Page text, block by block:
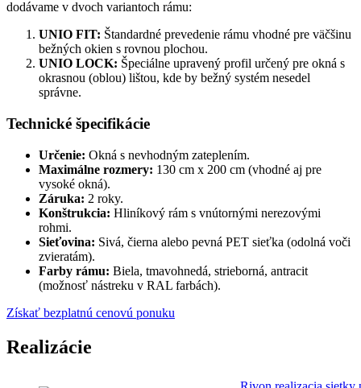
dodávame v dvoch variantoch rámu:
UNIO FIT: Štandardné prevedenie rámu vhodné pre väčšinu
bežných okien s rovnou plochou.
UNIO LOCK: Špeciálne upravený profil určený pre okná s
okrasnou (oblou) lištou, kde by bežný systém nesedel
správne.
Technické špecifikácie
Určenie: Okná s nevhodným zateplením.
Maximálne rozmery: 130 cm x 200 cm (vhodné aj pre
vysoké okná).
Záruka: 2 roky.
Konštrukcia: Hliníkový rám s vnútornými nerezovými
rohmi.
Sieťovina: Sivá, čierna alebo pevná PET sieťka (odolná voči
zvieratám).
Farby rámu: Biela, tmavohnedá, strieborná, antracit
(možnosť nástreku v RAL farbách).
Získať bezplatnú cenovú ponuku
Realizácie